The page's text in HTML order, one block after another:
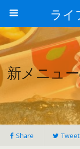
ライ
新メニュ
Share Tweet